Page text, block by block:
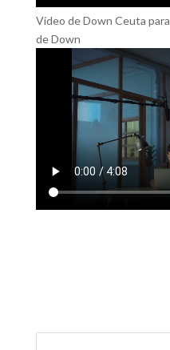
Vídeo de Down Ceuta
de Down